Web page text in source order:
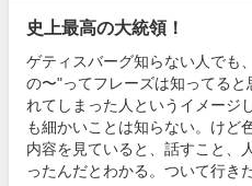
史上最高の大統領！
ゲティスバーグ知らない人でも
の〜"ってフレーズは知ってる
れてしまった人というイメージ
も細かいことは知らない。けど
内容を見ていると、話すこと、
ったんだとわかる。ついて行き